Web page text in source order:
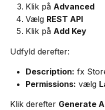
Klik på Advanced
Vælg REST API
Klik på Add Key
Udfyld derefter:
Description: fx
Permissions: vælg
Klik derefter Generate